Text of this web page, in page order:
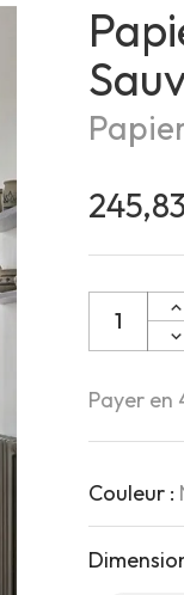
Payer en
Couleur :